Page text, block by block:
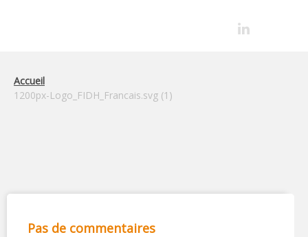
Accueil
1200px-Logo_FIDH_Francais.svg (1)
Pas de commentaires